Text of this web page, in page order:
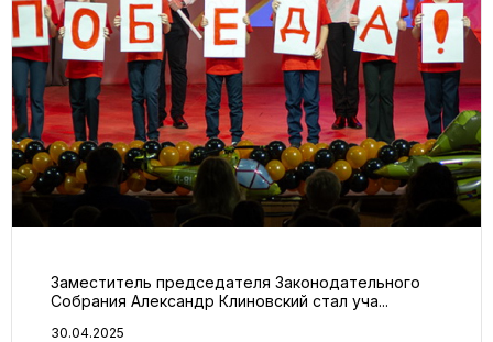
Заместитель председателя Законодательного
Собрания Александр Клиновский стал уча...
30.04.2025